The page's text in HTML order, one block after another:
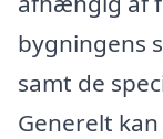
bygningens
samt de
Generelt